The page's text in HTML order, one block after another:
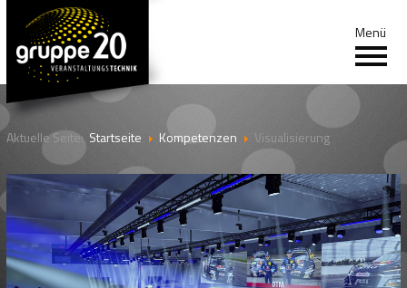
Menü
HOME
REFERENZEN
CIRCUS KRONE
Aktuelle Seite: Startseite Kompetenzen Visualisierung